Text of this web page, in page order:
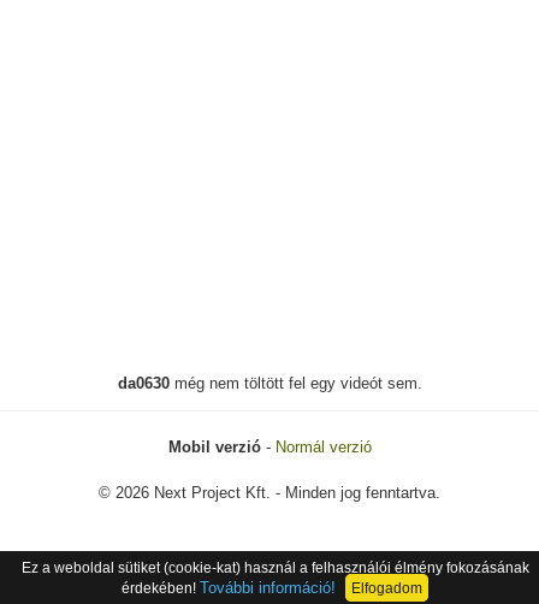
da0630még nem töltött fel egy videót sem.
Mobil verzió- Normál verzió
© 2026 Next Project Kft. - Minden jog fenntartva.
Ez a weboldal sütiket (cookie-kat) használ a felhasználói élmény fokozásának
érdekében! További információ! Elfogadom